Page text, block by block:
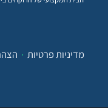
מדיניות פרטיות